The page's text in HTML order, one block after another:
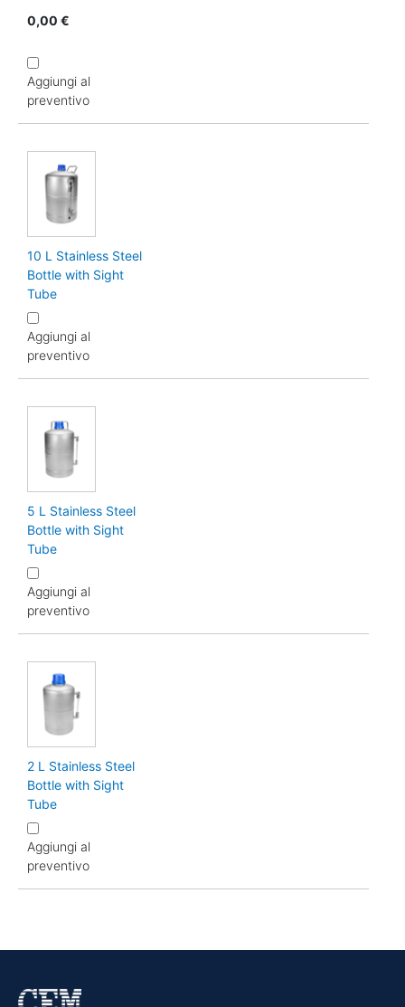
0,00 €
Aggiungi al
preventivo
10 L Stainless Steel
Bottle with Sight
Tube
Aggiungi al
preventivo
5 L Stainless Steel
Bottle with Sight
Tube
Aggiungi al
preventivo
2 L Stainless Steel
Bottle with Sight
Tube
Aggiungi al
preventivo